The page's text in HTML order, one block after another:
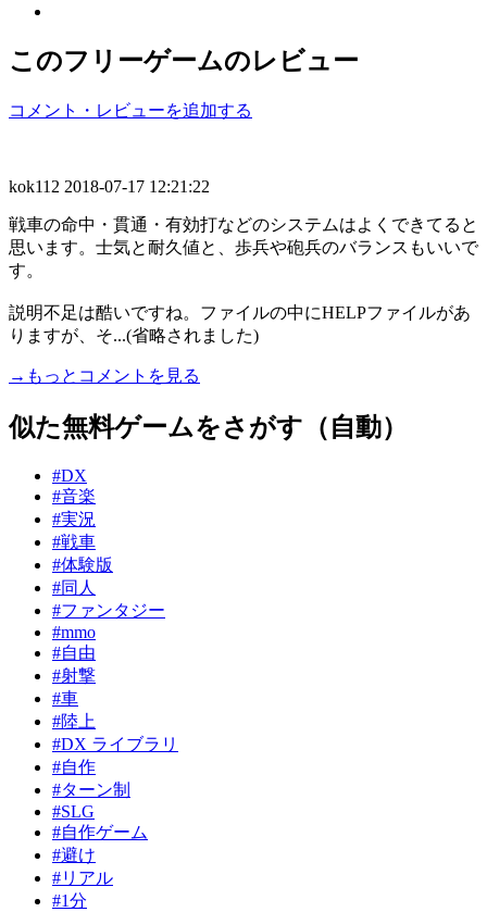
このフリーゲームのレビュー
コメント・レビューを追加する
kok112 2018-07-17 12:21:22
戦車の命中・貫通・有効打などのシステムはよくできてると
思います。士気と耐久値と、歩兵や砲兵のバランスもいいで
す。
説明不足は酷いですね。ファイルの中にHELPファイルがあ
りますが、そ...(省略されました)
→もっとコメントを見る
似た無料ゲームをさがす（自動）
#DX
#音楽
#実況
#戦車
#体験版
#同人
#ファンタジー
#mmo
#自由
#射撃
#車
#陸上
#DX ライブラリ
#自作
#ターン制
#SLG
#自作ゲーム
#避け
#リアル
#1分